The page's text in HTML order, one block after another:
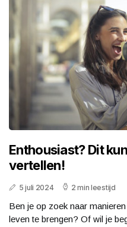
Enthousiast? Dit
vertellen!
5 juli 2024 2 min leestijd
Ben je op zoek naar
leven te brengen? Of wil je